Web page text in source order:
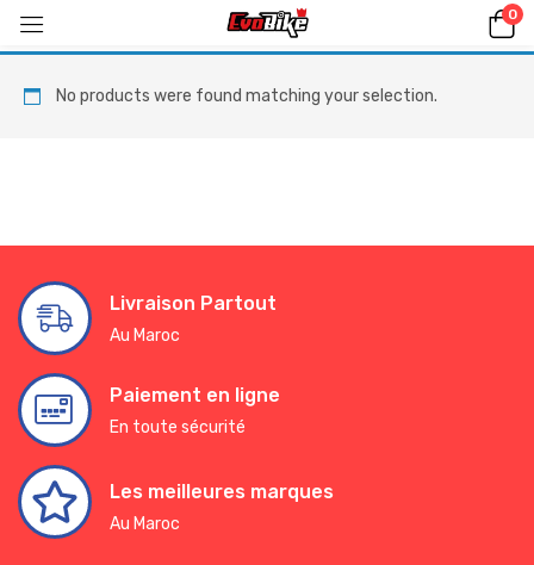
0
No products were found matching your selection.
Livraison Partout
Au Maroc
Paiement en ligne
En toute sécurité
Les meilleures marques
Au Maroc